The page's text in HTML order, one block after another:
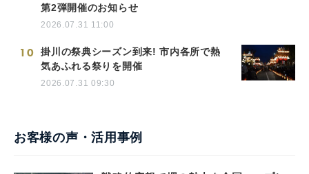
第2弾開催のお知らせ
2026.07.31 11:00
10
掛川の祭典シーズン到来! 市内各所で熱
気あふれる祭りを開催
2026.07.31 09:30
お客様の声・活用事例